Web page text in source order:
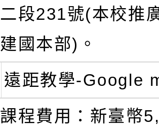
二段231號(本校推
建國本部)。
遠距教學-Google
課程費用：新臺幣